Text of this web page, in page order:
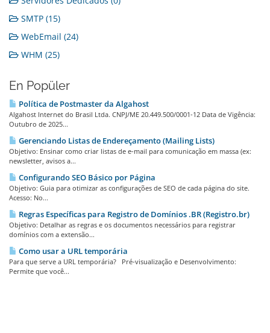
SMTP (15)
WebEmail (24)
WHM (25)
En Popüler
Política de Postmaster da Algahost
Algahost Internet do Brasil Ltda. CNPJ/ME 20.449.500/0001-12 Data de Vigência:
Outubro de 2025...
Gerenciando Listas de Endereçamento (Mailing Lists)
Objetivo: Ensinar como criar listas de e-mail para comunicação em massa (ex:
newsletter, avisos a...
Configurando SEO Básico por Página
Objetivo: Guia para otimizar as configurações de SEO de cada página do site.
Acesso: No...
Regras Específicas para Registro de Domínios .BR (Registro.br)
Objetivo: Detalhar as regras e os documentos necessários para registrar
domínios com a extensão...
Como usar a URL temporária
Para que serve a URL temporária? Pré-visualização e Desenvolvimento:
Permite que você...